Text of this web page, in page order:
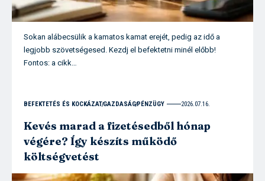
Sokan alábecsülik a kamatos kamat erejét, pedig az idő a
legjobb szövetségesed. Kezdj el befektetni minél előbb!
Fontos: a cikk…
BEFEKTETÉS ÉS KOCKÁZATGAZDASÁGPÉNZÜGY 2026.07.16.
Kevés marad a fizetésedből hónap
végére? Így készíts működő
költségvetést